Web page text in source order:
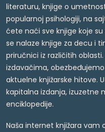
literaturu, knjige o
popularnoj psihologiji, na
ćete naći sve knjige koje
se nalaze knjige za decu i
priručnici iz različitih
izdavačima,
aktuelne knjižarske hitove.
kapitalna izdanja, izuzetne
enciklopedije.
Naša internet knjižara vam